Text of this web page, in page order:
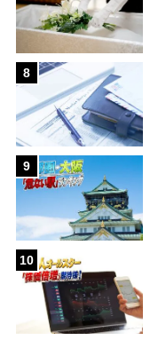
8
9
10